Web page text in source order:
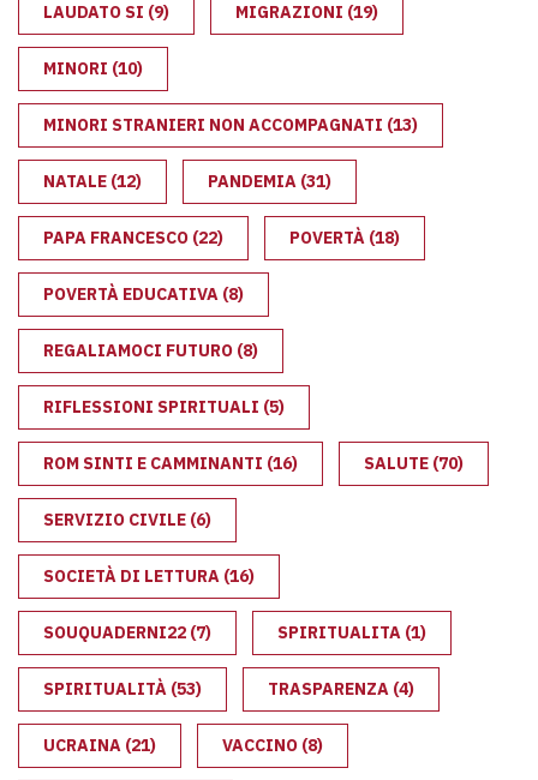
LAUDATO SI (9) MIGRAZIONI (19)
MINORI (10)
MINORI STRANIERI NON ACCOMPAGNATI (13)
NATALE (12) PANDEMIA (31)
PAPA FRANCESCO (22) POVERTÀ (18)
POVERTÀ EDUCATIVA (8)
REGALIAMOCI FUTURO (8)
RIFLESSIONI SPIRITUALI (5)
ROM SINTI E CAMMINANTI (16) SALUTE (70)
SERVIZIO CIVILE (6)
SOCIETÀ DI LETTURA (16)
SOUQUADERNI22 (7) SPIRITUALITA (1)
SPIRITUALITÀ (53) TRASPARENZA (4)
UCRAINA (21) VACCINO (8)